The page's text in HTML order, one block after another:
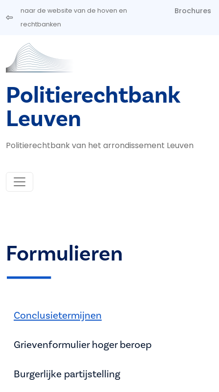
Overslaan en naar de inhoud gaan
naar de website van de hoven en
rechtbanken
Brochures
Politierechtbank
Leuven
Politierechtbank van het arrondissement Leuven
Formulieren
Conclusietermijnen
Grievenformulier hoger beroep
Burgerlijke partijstelling